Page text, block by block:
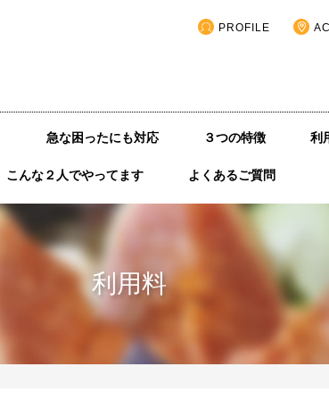
PROFILE
急な困ったにも対応 ３つの特徴 利
こんな２人でやってます よくあるご質問
利用料